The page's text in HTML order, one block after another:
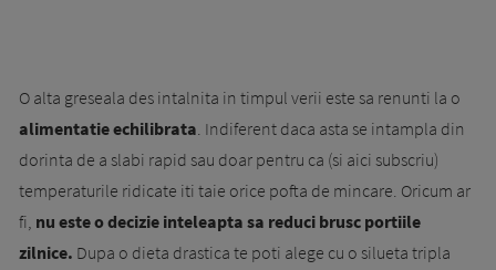
O alta greseala des intalnita in timpul verii este sa renunti la o
alimentatie echilibrata. Indiferent daca asta se intampla din
dorinta de a slabi rapid sau doar pentru ca (si aici subscriu)
temperaturile ridicate iti taie orice pofta de mincare. Oricum ar
fi, nu este o decizie inteleapta sa reduci brusc portiile
zilnice. Dupa o dieta drastica te poti alege cu o silueta tripla